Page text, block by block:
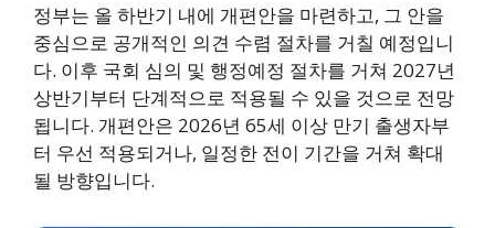
정부는 올 하반기 내에 개편안을 마련하고, 그 안을
중심으로 공개적인 의견 수렴 절차를 거칠 예정입니
다. 이후 국회 심의 및 행정예정 절차를 거쳐 2027년
상반기부터 단계적으로 적용될 수 있을 것으로 전망
됩니다. 개편안은 2026년 65세 이상 만기 출생자부
터 우선 적용되거나, 일정한 전이 기간을 거쳐 확대
될 방향입니다.